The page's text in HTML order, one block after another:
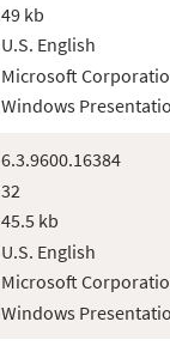
49 kb
U.S. English
Microsoft
Windows
6.3.9600.16384
32
45.5 kb
U.S. English
Microsoft
Windows